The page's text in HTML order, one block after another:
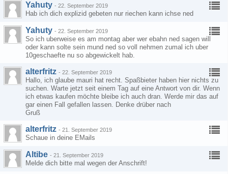
Yahuty - 22. September 2019
Hab ich dich explizid gebeten nur riechen kann ichse ned
Yahuty - 22. September 2019
So ich uberweise es am montag aber wer ebahn ned sagen will
oder kann solte sein mund ned so voll nehmen zumal ich uber
10geschaefte nu so abgewickelt hab.
alterfritz - 22. September 2019
Hallo, ich glaube mauri hat recht. Spaßbieter haben hier nichts zu
suchen. Warte jetzt seit einem Tag auf eine Antwort von dir. Wenn
ich etwas kaufen möchte bleibe ich auch dran. Werde mir das auf
gar einen Fall gefallen lassen. Denke drüber nach
Gruß
alterfritz - 21. September 2019
Schaue in deine EMails
Altibe - 21. September 2019
Melde dich bitte mal wegen der Anschrift!